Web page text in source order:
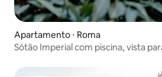
Apartamento ⋅ Roma
Sótão Imperial com piscina, vista